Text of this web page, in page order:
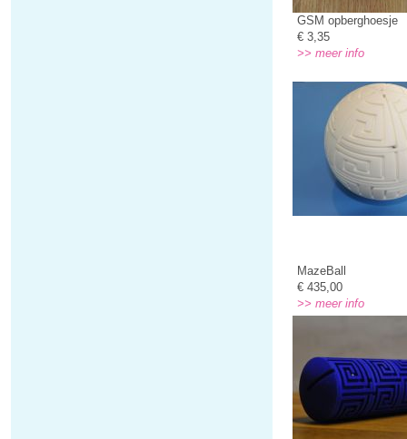
GSM opberghoesje
€ 3,35
>> meer info
MazeBall
€ 435,00
>> meer info